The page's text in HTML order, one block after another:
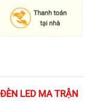
LED MA TRẬN